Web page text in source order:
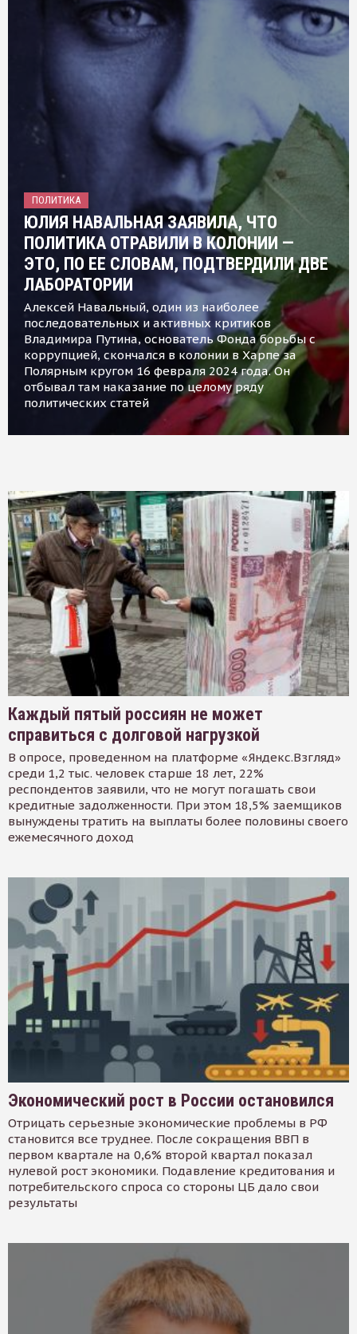
ПОЛИТИКА
ЮЛИЯ НАВАЛЬНАЯ ЗАЯВИЛА, ЧТО
ПОЛИТИКА ОТРАВИЛИ В КОЛОНИИ —
ЭТО, ПО ЕЕ СЛОВАМ, ПОДТВЕРДИЛИ ДВЕ
ЛАБОРАТОРИИ
Алексей Навальный, один из наиболее
последовательных и активных критиков
Владимира Путина, основатель Фонда борьбы с
коррупцией, скончался в колонии в Харпе за
Полярным кругом 16 февраля 2024 года. Он
отбывал там наказание по целому ряду
политических статей
Каждый пятый россиян не может
справиться с долговой нагрузкой
В опросе, проведенном на платформе «Яндекс.Взгляд»
среди 1,2 тыс. человек старше 18 лет, 22%
респондентов заявили, что не могут погашать свои
кредитные задолженности. При этом 18,5% заемщиков
вынуждены тратить на выплаты более половины своего
ежемесячного доход
Экономический рост в России остановился
Отрицать серьезные экономические проблемы в РФ
становится все труднее. После сокращения ВВП в
первом квартале на 0,6% второй квартал показал
нулевой рост экономики. Подавление кредитования и
потребительского спроса со стороны ЦБ дало свои
результаты